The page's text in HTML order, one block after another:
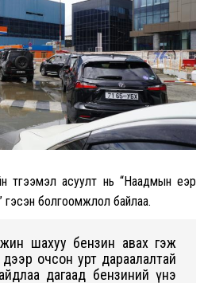
түгээмэл асуулт нь “Наадмын үеэр
гэсэн болгоомжлол байлаа.
шахуу бензин авах гэж
очсон урт дараалалтай
дагаад бензиний үнэ